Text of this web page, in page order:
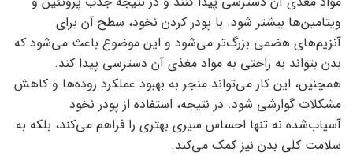
ویتامین‌ها بیشتر شود. با پودر کردن نخود، سطح آن برای
آنزیم‌های هضمی بزرگ‌تر می‌شود و این موضوع باعث می‌شود که
بدن بتواند به راحتی به مواد مغذی آن دسترسی پیدا کند.
همچنین، این کار می‌تواند منجر به بهبود عملکرد روده‌ها و کاهش
مشکلات گوارشی شود. در نتیجه، استفاده از پودر نخود
آسیاب‌شده نه تنها احساس سیری بهتری را فراهم می‌کند، بلکه به
سلامت کلی بدن نیز کمک می‌کند.